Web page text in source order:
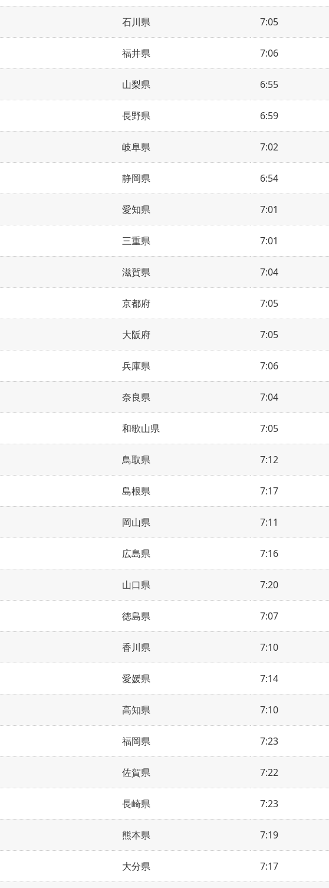
石川県 7:05
福井県 7:06
山梨県 6:55
長野県 6:59
岐阜県 7:02
静岡県 6:54
愛知県 7:01
三重県 7:01
滋賀県 7:04
京都府 7:05
大阪府 7:05
兵庫県 7:06
奈良県 7:04
和歌山県 7:05
鳥取県 7:12
島根県 7:17
岡山県 7:11
広島県 7:16
山口県 7:20
徳島県 7:07
香川県 7:10
愛媛県 7:14
高知県 7:10
福岡県 7:23
佐賀県 7:22
長崎県 7:23
熊本県 7:19
大分県 7:17